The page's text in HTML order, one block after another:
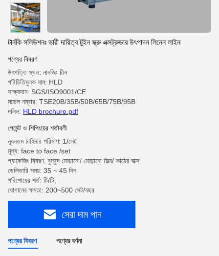
টার্নকি সলিউশনঃ ভারী দায়িত্ব টুইন স্ক্রু এক্সট্রুডার উৎপাদন লিনেন লাইন
পণ্যের বিবরণ
উৎপত্তি স্থল: নানজিং চীন
পরিচিতিমুলক নাম: HLD
সাক্ষ্যদান: SGS/ISO9001/CE
মডেল নম্বার: TSE20B/35B/50B/65B/75B/95B
দলিল: HLD brochure.pdf
পেমেন্ট ও শিপিংয়ের শর্তাবলী
ন্যূনতম চাহিদার পরিমাণ: 1/সেট
মূল্য: face to face /set
প্যাকেজিং বিবরণ: বুদ্বুদ মোড়ানো/ মোড়ানো ফিল্ম/ কাঠের বাক্স
ডেলিভারি সময়: 35 ~ 45 দিন
পরিশোধের শর্ত: টি/টি,
যোগানের ক্ষমতা: 200~500 সেট/বছর
সেরা দাম পান
পণ্যের বিবরণ পণ্যের বর্ণনা